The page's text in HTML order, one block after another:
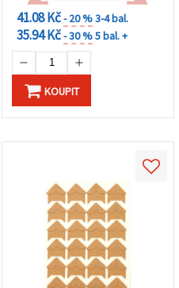
41.08 Kč- 20 %3-4 bal.
35.94 Kč- 30 %5 bal. +
KOUPIT